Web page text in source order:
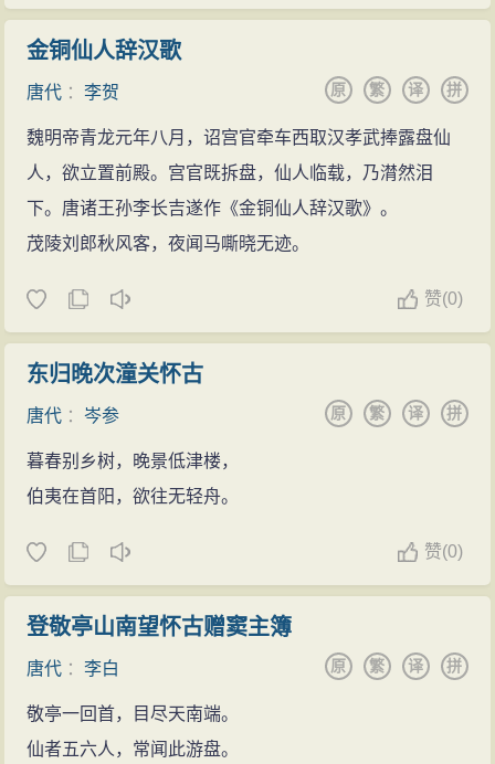
金铜仙人辞汉歌
唐代 ：李贺 拼
译
繁
原
魏明帝青龙元年八月，诏宫官牵车西取汉孝武捧露盘仙
人，欲立置前殿。宫官既拆盘，仙人临载，乃潸然泪
下。唐诸王孙李长吉遂作《金铜仙人辞汉歌》。
茂陵刘郎秋风客，夜闻马嘶晓无迹。
赞(0)
东归晚次潼关怀古
唐代 ：岑参 拼
译
繁
原
暮春别乡树，晚景低津楼，
伯夷在首阳，欲往无轻舟。
赞(0)
登敬亭山南望怀古赠窦主簿
唐代 ：李白 拼
译
繁
原
敬亭一回首，目尽天南端。
仙者五六人，常闻此游盘。